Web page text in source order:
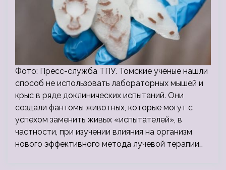
Фото: Пресс-служба ТПУ. Томские учёные нашли
способ не использовать лабораторных мышей и
крыс в ряде доклинических испытаний. Они
создали фантомы животных, которые могут с
успехом заменить живых «испытателей», в
частности, при изучении влияния на организм
нового эффективного метода лучевой терапии…